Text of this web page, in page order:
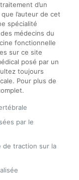
d’un
l’auteur de cet
spécialité
médecins du
fonctionnelle
sur ce site
posé par un
toujours
Pour plus de
par le
de traction sur la